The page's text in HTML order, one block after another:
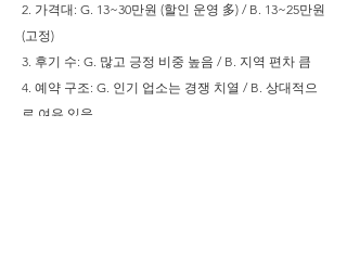
2. 가격대: G. 13~30만원 (할인 운영 多) / B. 13~25만원
(고정)
3. 후기 수: G. 많고 긍정 비중 높음 / B. 지역 편차 큼
4. 예약 구조: G. 인기 업소는 경쟁 치열 / B. 상대적으
로 여유 있음